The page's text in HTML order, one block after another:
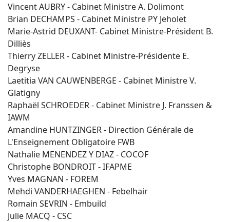
Vincent AUBRY - Cabinet Ministre A. Dolimont
Brian DECHAMPS - Cabinet Ministre PY Jeholet
Marie-Astrid DEUXANT- Cabinet Ministre-Président B.
Dilliès
Thierry ZELLER - Cabinet Ministre-Présidente E.
Degryse
Laetitia VAN CAUWENBERGE - Cabinet Ministre V.
Glatigny
Raphaël SCHROEDER - Cabinet Ministre J. Franssen &
IAWM
Amandine HUNTZINGER - Direction Générale de
L'Enseignement Obligatoire FWB
Nathalie MENENDEZ Y DIAZ - COCOF
Christophe BONDROIT - IFAPME
Yves MAGNAN - FOREM
Mehdi VANDERHAEGHEN - Febelhair
Romain SEVRIN - Embuild
Julie MACQ - CSC